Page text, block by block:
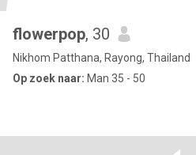
flowerpop, 30
Nikhom Patthana, Rayong, Thailand
Op zoek naar: Man 35 - 50